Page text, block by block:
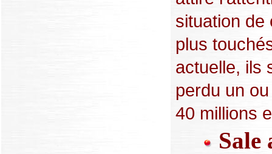
situation de
plus
actuelle, ils
perdu un
40 millions
Sale